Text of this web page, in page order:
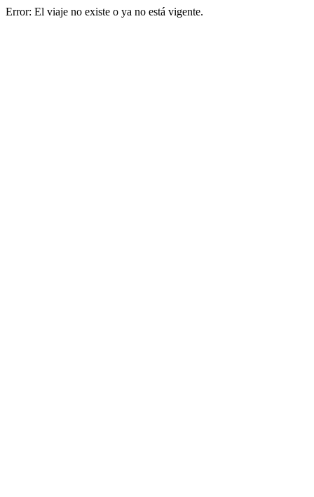
Error: El viaje no existe o ya no está vigente.